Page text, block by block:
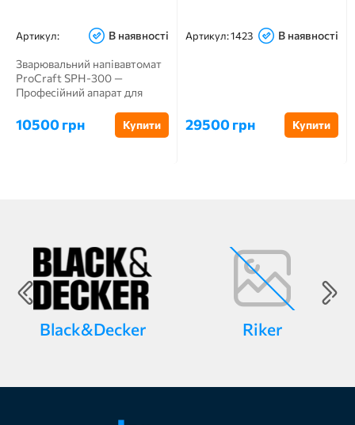
Артикул: В наявності
Зварювальний напівавтомат
ProCraft SPH-300 —
Професійний апарат для
10500 грн Купити
Артикул:1423 В наявності
29500 грн Купити
Black&Decker Riker